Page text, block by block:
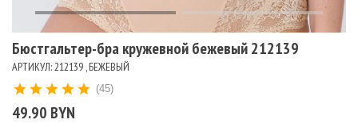
Бюстгальтер-бра кружевной бежевый 212139
АРТИКУЛ: 212139 , БЕЖЕВЫЙ
49.90 BYN
(45)